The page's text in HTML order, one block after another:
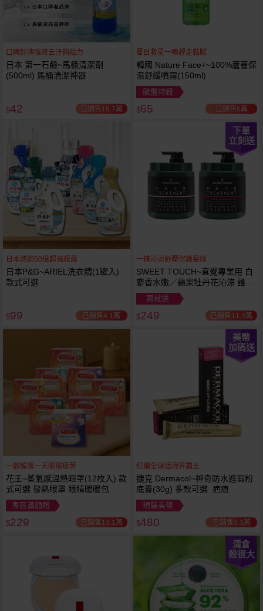
口碑好牌強效去汙夠給力
日本 第一石鹼~馬桶清潔劑
(500ml) 馬桶清潔神器
$42 已銷售19.7萬
夏日救星一噴趕走黏膩
韓國 Nature Face+~100%蘆薈保
濕舒緩噴霧(150ml)
破盤特殺
$65 已銷售6萬
日本熱銷50倍超強殺菌
日本P&G~ARIEL洗衣精(1罐入)
款式可選
$99 已銷售4.1萬
下單
立刻送
一抹沁涼舒壓保護髮絲
SWEET TOUCH~直覺專業用 白
麝香水嫩／蘋果牡丹花沁涼 護髮
膜(1000ml) 款式可選 全新包裝
買就送
$249 已銷售11.3萬
一敷缓解一天眼部疲劳
花王~蒸氣感溫熱眼罩(12枚入) 款
式可選 發熱眼罩 眼睛暖暖包
專區滿額贈
$229 已銷售13.1萬
美幣
加碼送
紅遍全球遮瑕界霸主
捷克 Dermacol~神奇防水遮瑕粉
底膏(30g) 多款可選 疤痕
現賺美幣
$480 已銷售3.3萬
清倉
殺很大